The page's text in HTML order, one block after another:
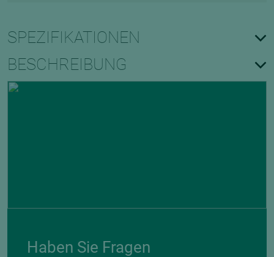
SPEZIFIKATIONEN
BESCHREIBUNG
Haben Sie Fragen